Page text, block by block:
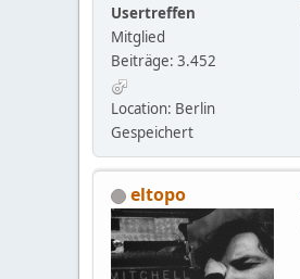
Usertreffen
Mitglied
Beiträge: 3.452
Location: Berlin
Gespeichert
eltopo